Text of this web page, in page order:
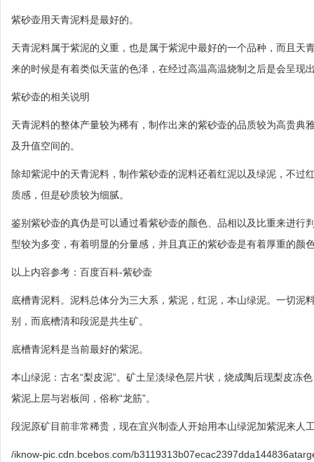
紫砂壶用天青泥料是最好的。
天青泥料属于紫泥的义重，也是属于紫泥中最好的一个品种，而且
来的时候是有着类似天蓝的色泽，在经过高温高温烧制之后是会呈现
紫砂壶的相关说明
天青泥料的整体产量较为稀有，制作出来的紫砂壶的品质较为高贵
及升值空间的。
除却紫泥中的天青泥料，制作紫砂壶的泥料还着红泥以及绿泥，不
质感，但是砂质较为细腻。
鉴别紫砂壶的真伪是可以通过看紫砂壶的颜色、品相以及比重来进
型较为多变，有着明显的分量感，并且真正的紫砂壶是有着厚重的颜
以上内容参考：百度百科-紫砂壶
底槽青泥料。泥料总体分为三大系，紫泥，红泥，本山绿泥。一切
别，而底槽清和段泥是共生矿。
底槽青泥料是当前最好的紫泥。
本山绿泥：古名“梨皮泥”。矿土呈淡绿色层片状，烧成陶后现梨皮冻
紫泥上层与岩板间，俗称“龙筋”。
段泥原矿目前非常稀贵，现在宜兴制壶人开始用本山绿泥加紫泥来人
/iknow-pic.cdn.bcebos.com/